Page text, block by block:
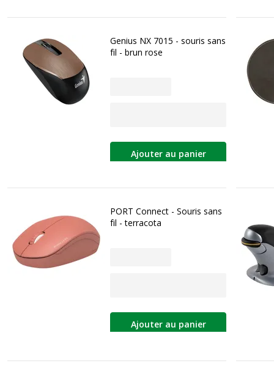
Genius NX 7015 - souris sans
fil - brun rose
Ajouter au panier
PORT Connect - Souris sans
fil - terracota
Ajouter au panier